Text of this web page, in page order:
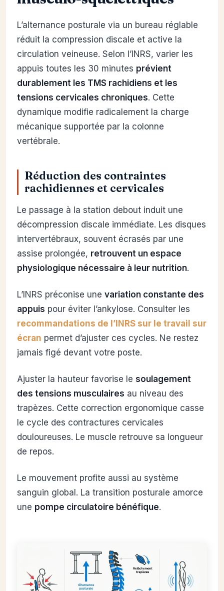
L’alternance posturale via un bureau réglable
réduit la compression discale et active la
circulation veineuse. Selon l’INRS, varier les
appuis toutes les 30 minutes prévient
durablement les TMS rachidiens et les
tensions cervicales chroniques. Cette
dynamique modifie radicalement la charge
mécanique supportée par la colonne
vertébrale.
Réduction des contraintes
rachidiennes et cervicales
Le passage à la station debout induit une
décompression discale immédiate. Les disques
intervertébraux, souvent écrasés par une
assise prolongée, retrouvent un espace
physiologique nécessaire à leur nutrition.
L’INRS préconise une variation constante des
appuis pour éviter l’ankylose. Consulter les
recommandations de l’INRS sur le travail sur
écran permet d’ajuster ces cycles. Ne restez
jamais figé devant votre poste.
Ajuster la hauteur favorise le soulagement
des tensions musculaires au niveau des
trapèzes. Cette correction ergonomique casse
le cycle des contractures cervicales
douloureuses. Le muscle retrouve sa longueur
de repos.
Le mouvement profite aussi au système
sanguin global. La transition posturale amorce
une pompe circulatoire bénéfique.